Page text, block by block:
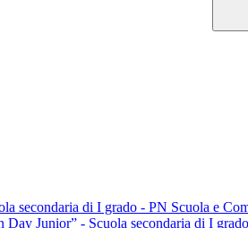
secondaria di I grado - PN Scuola e
Junior” - Scuola secondaria di I